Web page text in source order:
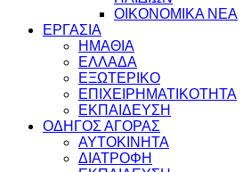
ΟΙΚΟΝΟΜΙΚΑ ΝΕΑ
ΕΡΓΑΣΙΑ
ΗΜΑΘΙΑ
ΕΛΛΑΔΑ
ΕΞΩΤΕΡΙΚΟ
ΕΠΙΧΕΙΡΗΜΑΤΙΚΟΤΗΤΑ
ΕΚΠΑΙΔΕΥΣΗ
ΟΔΗΓΟΣ ΑΓΟΡΑΣ
ΑΥΤΟΚΙΝΗΤΑ
ΔΙΑΤΡΟΦΗ